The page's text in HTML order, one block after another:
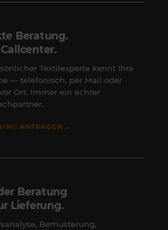
Beratung.
Textilexperte kennt Ihre
— telefonisch, per Mail oder
Ort. Immer ein echter
ANFRAGEN →
Beratung
Lieferung.
Bemusterung,